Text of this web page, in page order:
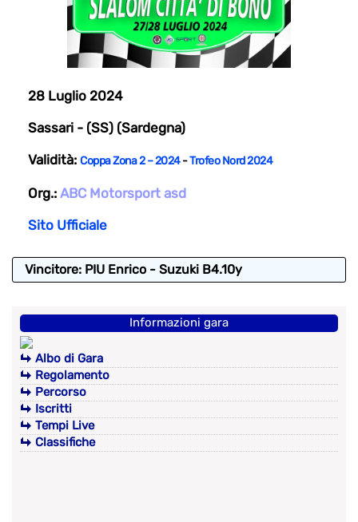
28 Luglio 2024
Sassari - (SS) (Sardegna)
Validità: Coppa Zona 2 – 2024-Trofeo Nord 2024
Org.: ABC Motorsport asd
Sito Ufficiale
Vincitore: PIU Enrico - Suzuki B4.10y
Informazioni gara
Albo di Gara
Regolamento
Percorso
Iscritti
Tempi Live
Classifiche